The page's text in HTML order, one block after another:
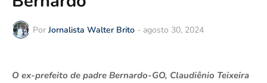
Por Jornalista Walter Brito - agosto 30, 2024
O ex-prefeito de padre Bernardo-GO, Claudiênio Teixeira